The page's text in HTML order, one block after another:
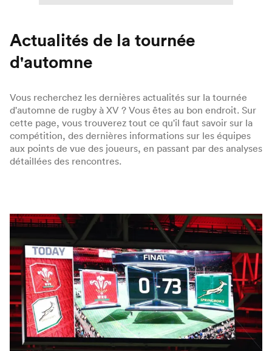
Actualités de la tournée
d'automne
Vous recherchez les dernières actualités sur la tournée
d'automne de rugby à XV ? Vous êtes au bon endroit. Sur
cette page, vous trouverez tout ce qu'il faut savoir sur la
compétition, des dernières informations sur les équipes
aux points de vue des joueurs, en passant par des analyses
détaillées des rencontres.